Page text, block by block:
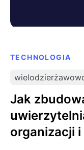
TECHNOLOGIA
Jak
organizacji